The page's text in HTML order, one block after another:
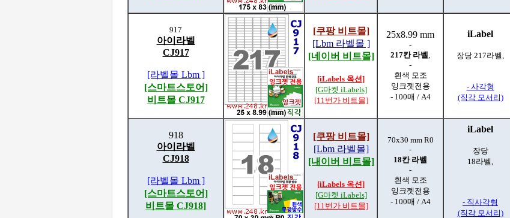
917
아이라벨
CJ917
[라벨몰 Lbm ]
[스마트스토어]
비트몰 CJ917
[쿠팡 비트몰]
[Lbm 라벨몰 ]
[네이버 비트몰]
[iLabels 옥션]
[G마켓 iLabels]
[11번가 비트몰]
25x8.99 mm
-
217칸 라벨
-
흰색 모조
잉크젯전용
- 100매 / A4
iLabel
장당 217라벨,
- 사각형
(직각 모서리)
918
아이라벨
CJ918
[라벨몰 Lbm ]
[스마트스토어]
비트몰 CJ918]
[쿠팡 비트몰]
[Lbm 라벨몰]
[내이버 비트몰]
[iLabels 옥션]
[G마켓 iLabels]
[11번가 비트몰]
70x30 mm R0
-
18칸 라벨
-
흰색 모조
잉크젯전용
- 100매 / A4
iLabel
장당
18라벨,
- 직사각형
(직각 모서리)